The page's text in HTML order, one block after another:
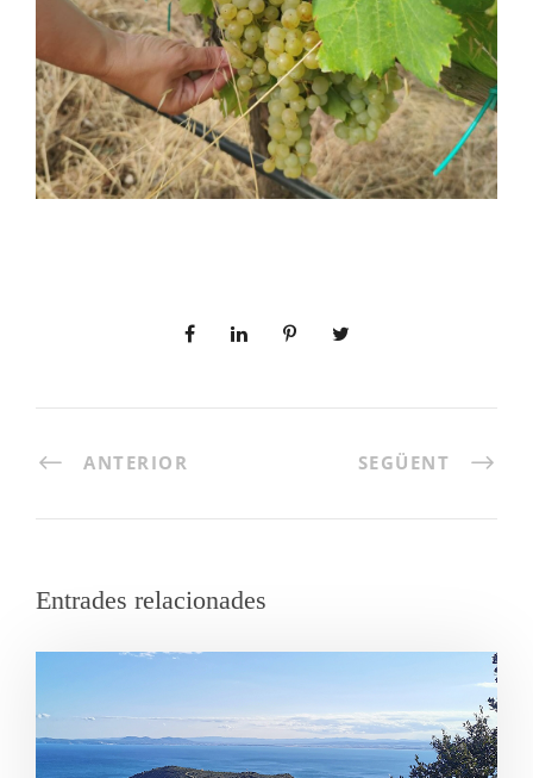
ANTERIOR SEGÜENT
Entrades relacionades